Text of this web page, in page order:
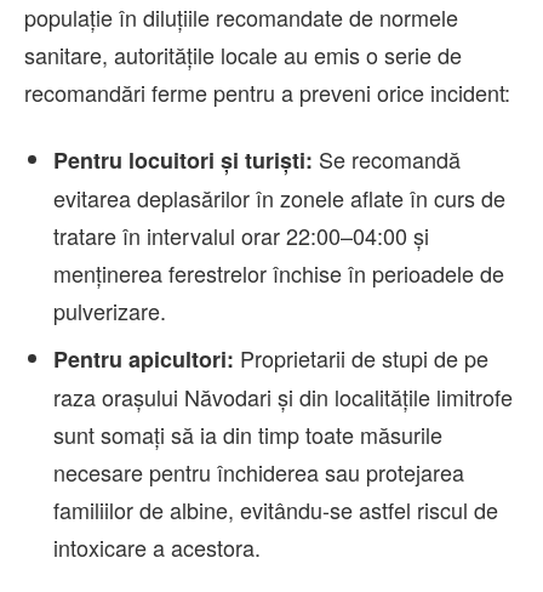
populație în diluțiile recomandate de normele
sanitare, autoritățile locale au emis o serie de
recomandări ferme pentru a preveni orice incident:
Pentru locuitori și turiști: Se recomandă
evitarea deplasărilor în zonele aflate în curs de
tratare în intervalul orar 22:00–04:00 și
menținerea ferestrelor închise în perioadele de
pulverizare.
Pentru apicultori: Proprietarii de stupi de pe
raza orașului Năvodari și din localitățile limitrofe
sunt somați să ia din timp toate măsurile
necesare pentru închiderea sau protejarea
familiilor de albine, evitându-se astfel riscul de
intoxicare a acestora.